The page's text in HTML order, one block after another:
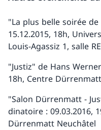
"La plus belle soirée de
15.12.2015, 18h,
Louis-Agassiz 1, salle
"Justiz" de Hans
18h, Centre
"Salon Dürrenmatt -
dinatoire : 09.03.2016,
Dürrenmatt Neuchâtel